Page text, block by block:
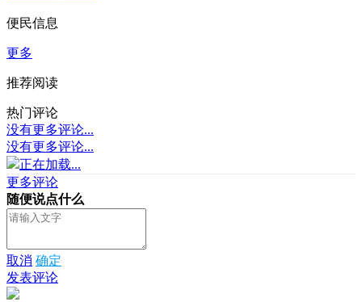
便民信息
更多
推荐阅读
热门评论
没有更多评论...
没有更多评论...
正在加载...
更多评论
随便说点什么
取消 确定
发表评论